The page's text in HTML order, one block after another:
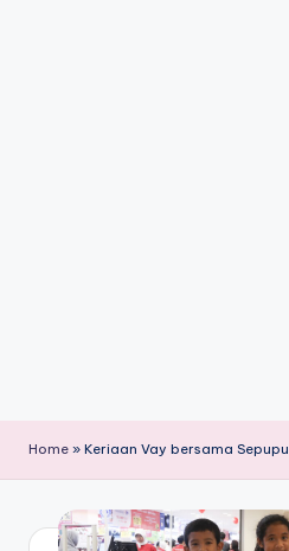
Home » Keriaan Vay bersama Sepupu